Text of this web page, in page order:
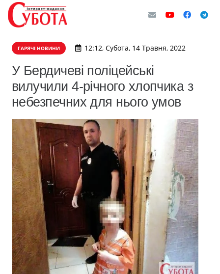
ГАРЯЧІ НОВИНИ 12:12, Субота, 14 Травня, 2022
У Бердичеві поліцейські
вилучили 4-річного хлопчика з
небезпечних для нього умов